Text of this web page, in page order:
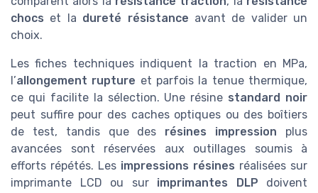
chocs et la dureté résistance avant de valider un
choix.
Les fiches techniques indiquent la traction en MPa,
l’allongement rupture et parfois la tenue thermique,
ce qui facilite la sélection. Une résine standard noir
peut suffire pour des caches optiques ou des boîtiers
de test, tandis que des résines impression plus
avancées sont réservées aux outillages soumis à
efforts répétés. Les impressions résines réalisées sur
imprimante LCD ou sur imprimantes DLP doivent